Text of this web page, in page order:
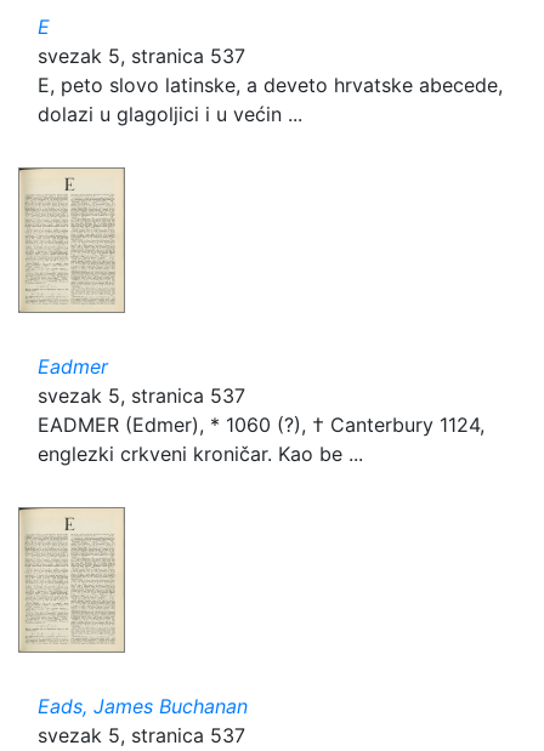
E
svezak 5, stranica 537
E, peto slovo latinske, a deveto hrvatske abecede,
dolazi u glagoljici i u većin ...
Eadmer
svezak 5, stranica 537
EADMER (Edmer), * 1060 (?), † Canterbury 1124,
englezki crkveni kroničar. Kao be ...
Eads, James Buchanan
svezak 5, stranica 537